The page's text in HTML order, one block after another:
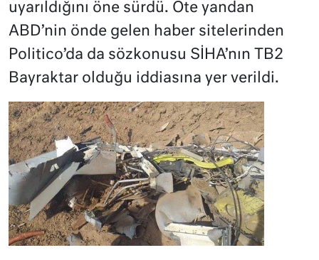
uyarıldığını öne sürdü. Öte yandan
ABD’nin önde gelen haber sitelerinden
Politico’da da sözkonusu SİHA’nın TB2
Bayraktar olduğu iddiasına yer verildi.